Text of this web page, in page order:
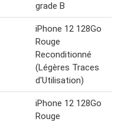
grade B
iPhone 12 128Go
Rouge
Reconditionné
(Légères Traces
d'Utilisation)
iPhone 12 128Go
Rouge